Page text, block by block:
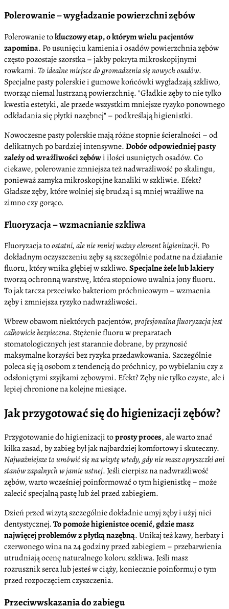
Polerowanie – wygładzanie powierzchni zębów
Polerowanie tokluczowy etap, o którym wielu pacjentów
zapomina. Po usunięciu kamienia i osadów powierzchnia zębów
często pozostaje szorstka – jakby pokryta mikroskopijnymi
rowkami.To idealne miejsce do gromadzenia się nowych osadów.
Specjalne pasty polerskie i gumowe końcówki wygładzają szkliwo,
tworząc niemal lustrzaną powierzchnię. Gładkie zęby to nie tylko
kwestia estetyki, ale przede wszystkim mniejsze ryzyko ponownego
odkładania się płytki nazębnej – podkreślają higienistki.
Nowoczesne pasty polerskie mają różne stopnie ścieralności – od
delikatnych po bardziej intensywne.Dobór odpowiedniej pasty
zależy od wrażliwości zębówi ilości usuniętych osadów. Co
ciekawe, polerowanie zmniejsza też nadwrażliwość po skalingu,
ponieważ zamyka mikroskopijne kanaliki w szkliwie. Efekt?
Gładsze zęby, które wolniej się brudzą i są mniej wrażliwe na
zimno czy gorąco.
Fluoryzacja – wzmacnianie szkliwa
Fluoryzacja toostatni, ale nie mniej ważny element higienizacji. Po
dokładnym oczyszczeniu zęby są szczególnie podatne na działanie
fluoru, który wnika głębiej w szkliwo.Specjalne żele lub lakiery
tworzą ochronną warstwę, która stopniowo uwalnia jony fluoru.
To jak tarcza przeciwko bakteriom próchnicowym – wzmacnia
zęby i zmniejsza ryzyko nadwrażliwości.
Wbrew obawom niektórych pacjentów,profesjonalna fluoryzacja jest
całkowicie bezpieczna. Stężenie fluoru w preparatach
stomatologicznych jest starannie dobrane, by przynosić
maksymalne korzyści bez ryzyka przedawkowania. Szczególnie
poleca się ją osobom z tendencją do próchnicy, po wybielaniu czy z
odsłoniętymi szyjkami zębowymi. Efekt? Zęby nie tylko czyste, ale i
lepiej chronione na kolejne miesiące.
Jak przygotować się do higienizacji zębów?
Przygotowanie do higienizacji toprosty proces, ale warto znać
kilka zasad, by zabieg był jak najbardziej komfortowy i skuteczny.
Najważniejsze to umówić się na wizytę wtedy, gdy nie masz opryszczki ani
stanów zapalnych w jamie ustnej. Jeśli cierpisz na nadwrażliwość
zębów, warto wcześniej poinformować o tym higienistkę – może
zalecić specjalną pastę lub żel przed zabiegiem.
Dzień przed wizytą szczególnie dokładnie umyj zęby i użyj nici
dentystycznej.To pomoże higienistce ocenić, gdzie masz
najwięcej problemów z płytką nazębną. Unikaj też kawy, herbaty i
czerwonego wina na 24 godziny przed zabiegiem – przebarwienia
utrudniają ocenę naturalnego koloru szkliwa. Jeśli masz
rozrusznik serca lub jesteś w ciąży, koniecznie poinformuj o tym
przed rozpoczęciem czyszczenia.
Przeciwwskazania do zabiegu